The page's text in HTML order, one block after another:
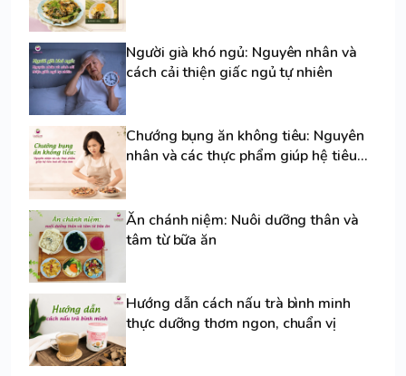
Người già khó ngủ: Nguyên nhân và
cách cải thiện giấc ngủ tự nhiên
Chướng bụng ăn không tiêu: Nguyên
nhân và các thực phẩm giúp hệ tiêu
Ăn chánh niệm: Nuôi dưỡng thân và
tâm từ bữa ăn
Hướng dẫn cách nấu trà bình minh
thực dưỡng thơm ngon, chuẩn vị